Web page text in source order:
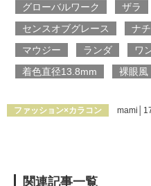
グローバルワーク
ザラ
センスオブグレース
ナ
マウジー
ランダ ワ
着色直径13.8mm
裸眼風
ファッション×カラコン mami
関連記事一覧